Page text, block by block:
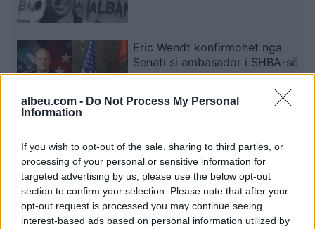
albeu.com - Do Not Process My Personal
Information
If you wish to opt-out of the sale, sharing to third parties, or
processing of your personal or sensitive information for
targeted advertising by us, please use the below opt-out
section to confirm your selection. Please note that after your
opt-out request is processed you may continue seeing
interest-based ads based on personal information utilized by
Eric Wendt konfirmohet nga
Senati si ambasador i SHBA-së
në Shqipëri, emërimi pret
transferohet te RB Leipzig për
30 milionë euro